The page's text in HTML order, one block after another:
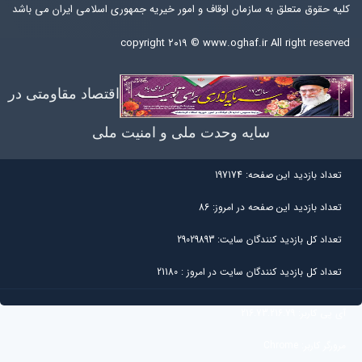
کلیه حقوق متعلق به سازمان اوقاف و امور خیریه جمهوری اسلامی ایران می باشد
copyright ۲۰۱۹ © www.oghaf.irAll right reserved
اقتصاد مقاومتی در
سایه وحدت ملی و امنیت ملی
تعداد بازديد اين صفحه: 197174
تعداد بازديد اين صفحه در امروز: 86
تعداد کل بازديد کنندگان سايت: 29029893
تعداد کل بازديد کنندگان سایت در امروز : 21180